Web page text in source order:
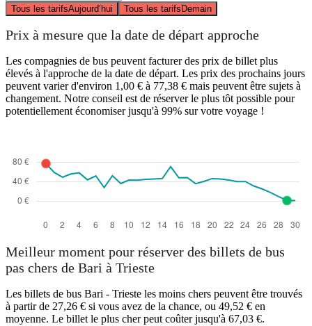
Tous les tarifsAujourd’hui Tous les tarifsDemain
Prix à mesure que la date de départ approche
Les compagnies de bus peuvent facturer des prix de billet plus
élevés à l'approche de la date de départ. Les prix des prochains jours
peuvent varier d'environ 1,00 € à 77,38 € mais peuvent être sujets à
changement. Notre conseil est de réserver le plus tôt possible pour
potentiellement économiser jusqu'à 99% sur votre voyage !
Meilleur moment pour réserver des billets de bus
pas chers de Bari à Trieste
Les billets de bus Bari - Trieste les moins chers peuvent être trouvés
à partir de 27,26 € si vous avez de la chance, ou 49,52 € en
moyenne. Le billet le plus cher peut coûter jusqu'à 67,03 €.